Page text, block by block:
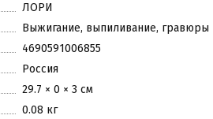
ЛОРИ
Выжигание, выпиливание, гравюры
4690591006855
Россия
29.7 × 0 × 3 см
0.08 кг